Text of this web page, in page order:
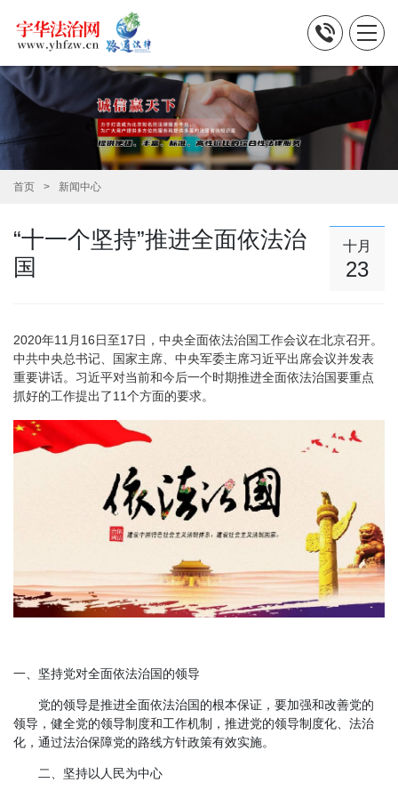
首页 新闻中心
“十一个坚持”推进全面依法治
国
十月
23
2020年11月16日至17日，中央全面依法治国工作会议在北京召开。
中共中央总书记、国家主席、中央军委主席习近平出席会议并发表
重要讲话。习近平对当前和今后一个时期推进全面依法治国要重点
抓好的工作提出了11个方面的要求。
一、坚持党对全面依法治国的领导
党的领导是推进全面依法治国的根本保证，要加强和改善党的
领导，健全党的领导制度和工作机制，推进党的领导制度化、法治
化，通过法治保障党的路线方针政策有效实施。
二、坚持以人民为中心